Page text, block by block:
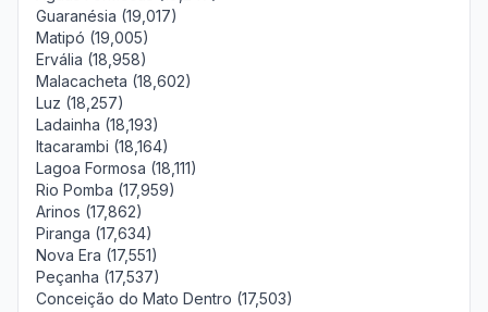
Guaranésia (19,017)
Matipó (19,005)
Ervália (18,958)
Malacacheta (18,602)
Luz (18,257)
Ladainha (18,193)
Itacarambi (18,164)
Lagoa Formosa (18,111)
Rio Pomba (17,959)
Arinos (17,862)
Piranga (17,634)
Nova Era (17,551)
Peçanha (17,537)
Conceição do Mato Dentro (17,503)